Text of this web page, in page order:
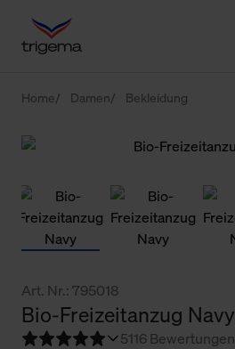
Home Damen Bekleidung
Art. Nr.: 795018
Bio-Freizeitanzug Navy
5116 Bewertungen